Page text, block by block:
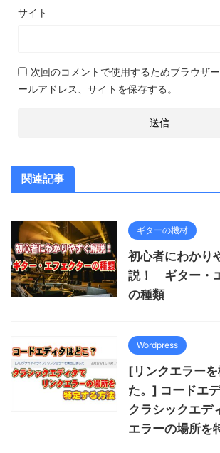
サイト
次回のコメントで使用するためブラウザ
ールアドレス、サイトを保存する。
関連記事
ギターの機材
初心者にわかり
説！ ギター・
の種類
Wordpress
[リンクエラー
た。] コードエ
クラシックエデ
エラーの場所を